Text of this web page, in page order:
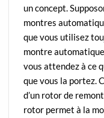
un concept.
montres
que vous utilisez
montre
vous attendez à ce
que vous la portez.
d’un rotor de
rotor permet à la